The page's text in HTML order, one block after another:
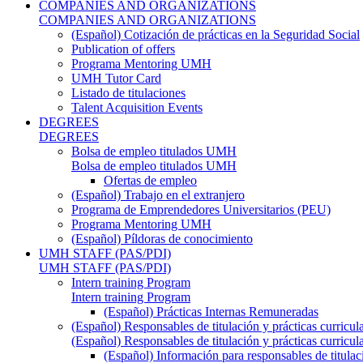
COMPANIES AND ORGANIZATIONS
COMPANIES AND ORGANIZATIONS
(Español) Cotización de prácticas en la Seguridad Social
Publication of offers
Programa Mentoring UMH
UMH Tutor Card
Listado de titulaciones
Talent Acquisition Events
DEGREES
DEGREES
Bolsa de empleo titulados UMH
Bolsa de empleo titulados UMH
Ofertas de empleo
(Español) Trabajo en el extranjero
Programa de Emprendedores Universitarios (PEU)
Programa Mentoring UMH
(Español) Píldoras de conocimiento
UMH STAFF (PAS/PDI)
UMH STAFF (PAS/PDI)
Intern training Program
Intern training Program
(Español) Prácticas Internas Remuneradas
(Español) Responsables de titulación y prácticas
(Español) Responsables de titulación y prácticas
(Español) Información para responsables de